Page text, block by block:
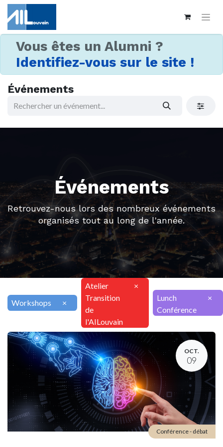
Vous êtes un Alumni ?
Identifiez-vous sur le site !
Événements
Événements
Retrouvez-nous lors des nombreux événements
organisés tout au long de l'année.
Workshops ×
Atelier
Transition
de
l'AILouvain
×
Lunch
Conférence
×
OCT.
09
Conférence - débat